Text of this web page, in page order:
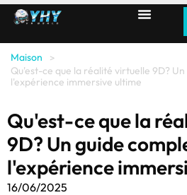
Maison
>
Qu'est-ce que la réalité virtuelle 9D?
l'expérience immersive ultime
Qu'est-ce que la
9D? Un guide
l'expérience
16/06/2025